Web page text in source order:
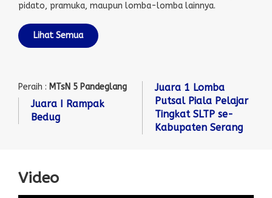
pidato, pramuka, maupun lomba-lomba lainnya.
Lihat Semua
Peraih : MTsN 5 Pandeglang
Juara I Rampak
Bedug
Juara 1 Lomba
Putsal Piala Pelajar
Tingkat SLTP se-
Kabupaten Serang
Video